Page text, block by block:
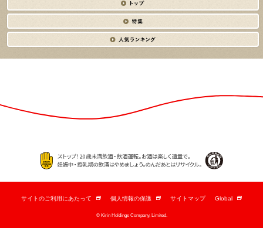
サイトのご利用にあたって
新
個人情報の保護
新
サイトマップ Global
新
© Kirin Holdings Company, Limited.